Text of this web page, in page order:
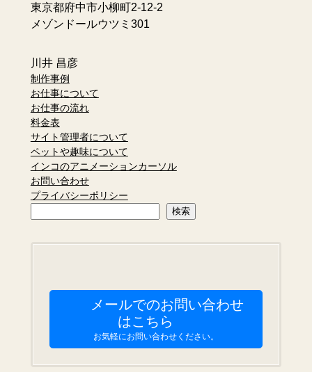
東京都府中市小柳町2-12-2
メゾンドールウツミ301
川井 昌彦
制作事例
お仕事について
お仕事の流れ
料金表
サイト管理者について
ペットや趣味について
インコのアニメーションカーソル
お問い合わせ
プライバシーポリシー
検索
メールでのお問い合わせ
はこちら
お気軽にお問い合わせください。